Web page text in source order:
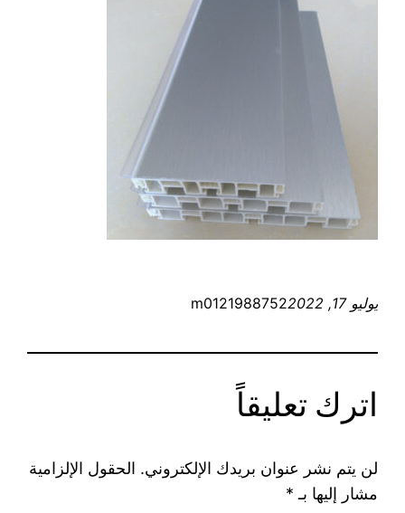
يوليو 17, 2022 m0121988752
اترك تعليقاً
لن يتم نشر عنوان بريدك الإلكتروني. الحقول الإلزامية
مشار إليها بـ *